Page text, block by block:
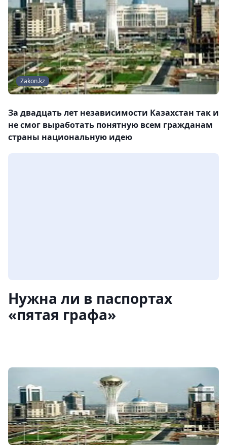
Zakon.kz
За двадцать лет независимости Казахстан так и
не смог выработать понятную всем гражданам
страны национальную идею
Нужна ли в паспортах
«пятая графа»